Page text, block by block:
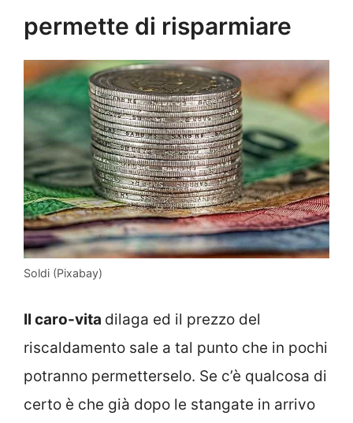
permette di risparmiare
Soldi (Pixabay)
Il caro-vita dilaga ed il prezzo del
riscaldamento sale a tal punto che in pochi
potranno permetterselo. Se c’è qualcosa di
certo è che già dopo le stangate in arrivo